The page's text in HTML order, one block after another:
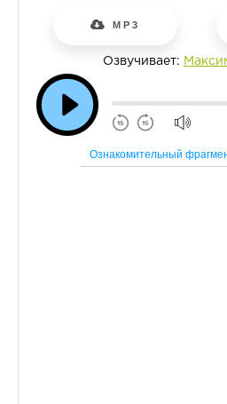
MP3
Озвучивает:
Ознакомительный